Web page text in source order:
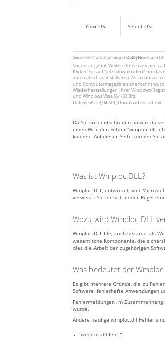
Your OS:
See more information about Outbyteand unistall
Sonderangebot. Weitere Informationen zu
Klicken Sie auf"Jetzt downloaden" um das
automatisch zu installieren. Als
und Computermagazinen anerkannt
Wiederherstellungen Ihrer Windows-
und Windows Vista (64/32 Bit).
Dateigröße: 3,04 MB, Downloadzeit: <1
Da Sie sich entschieden haben,
einen Weg den Fehler "wmploc.dll
können. Auf dieser Seite können Sie
Was ist Wmploc.DLL?
Wmploc.DLL, entwickelt von
verweist. Sie enthält in der Regel
Wozu wird Wmploc.DLL
Wmploc.DLL file, auch bekannt als
wesentliche Komponente, die
dies die Arbeit der zugehörigen
Was bedeutet der
Es gibt mehrere Gründe, die zu
Software, fehlerhafte Anwendungen
Fehlermeldungen im
wurde.
Andere häufige wmploc.dll Fehler
“wmploc.dll fehlt”